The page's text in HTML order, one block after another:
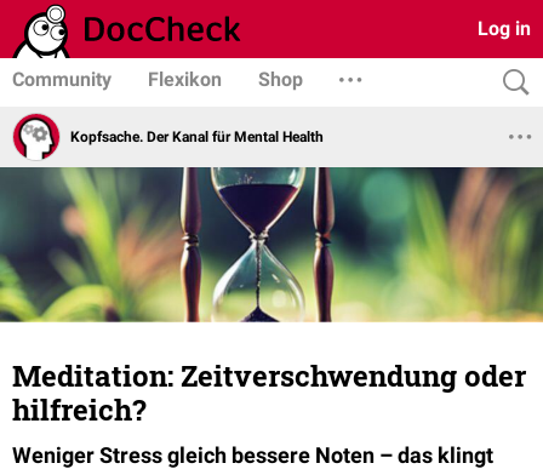
Log in
Community Flexikon Shop
Kopfsache. Der Kanal für Mental Health
Meditation: Zeitverschwendung oder
hilfreich?
Weniger Stress gleich bessere Noten – das klingt